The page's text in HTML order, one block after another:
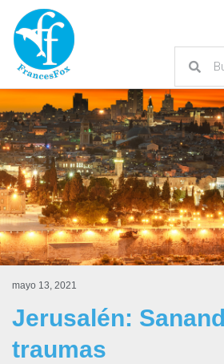
mayo 13, 2021
Jerusalén:
traumas